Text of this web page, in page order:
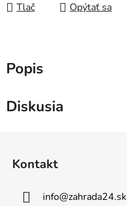
Tlač Opýtať sa
Popis
Diskusia
Kontakt
info@zahrada24.sk